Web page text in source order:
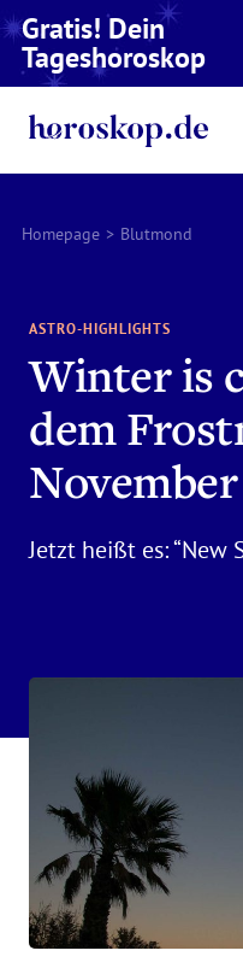
Gratis! Dein
Tageshoroskop
Homepage > Blutmond
ASTRO-HIGHLIGHTS
Winter is
dem
November
Jetzt heißt es: “New